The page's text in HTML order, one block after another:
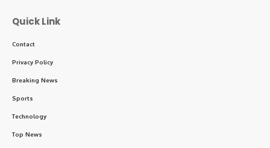
Quick Link
Contact
Privacy Policy
Breaking News
Sports
Technology
Top News